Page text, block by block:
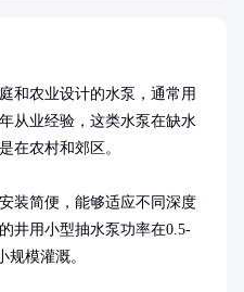
和农业设计的水泵，通常用
从业经验，这类水泵在缺水
在农村和郊区。
装简便，能够适应不同深度
井用小型抽水泵功率在0.5-
规模灌溉。